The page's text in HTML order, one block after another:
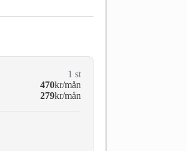
1 st
470kr/mån
279kr/mån